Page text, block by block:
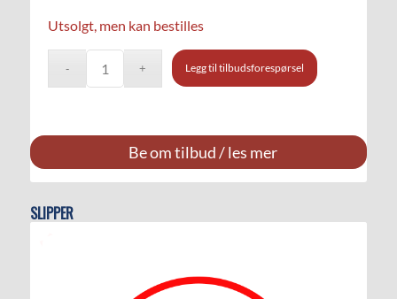
Utsolgt, men kan bestilles
Legg til tilbudsforespørsel
Be om tilbud / les mer
SLIPPER